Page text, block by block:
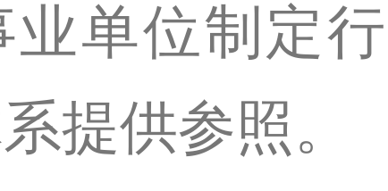
业单位制定
提供参照。